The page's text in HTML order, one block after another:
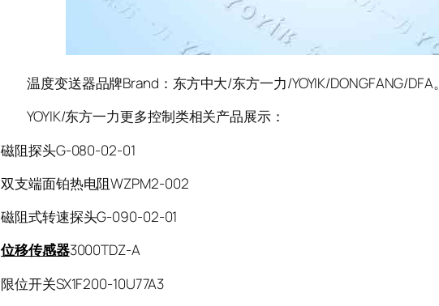
温度变送器品牌Brand：东方中大/东方一力/YOYIK/DONGFANG/DFA。
YOYIK/东方一力更多控制类相关产品展示：
磁阻探头G-080-02-01
双支端面铂热电阻WZPM2-002
磁阻式转速探头G-090-02-01
位移传感器3000TDZ-A
限位开关SX1F200-10U77A3